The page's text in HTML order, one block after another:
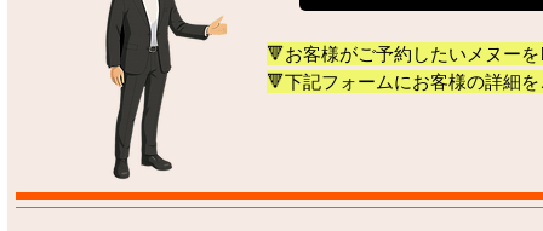
🔻お客様がご予約したいメヌー
🔻下記フォームにお客様の詳細